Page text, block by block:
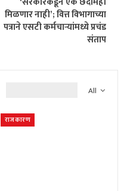
मिळणार नाही’; वित्त विभागाच्या
पत्राने एसटी कर्मचाऱ्यांमध्ये प्रचंड
संताप
All
राजकारण